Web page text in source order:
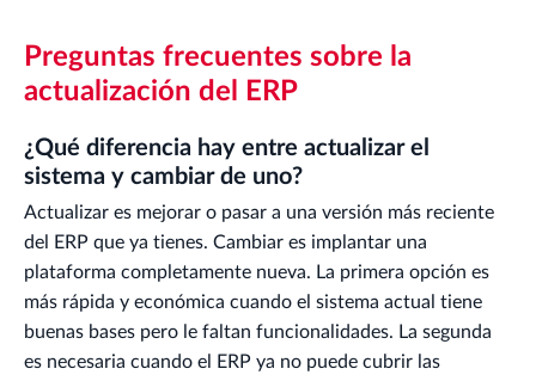
Preguntas frecuentes sobre la
actualización del ERP
¿Qué diferencia hay entre actualizar el
sistema y cambiar de uno?
Actualizar es mejorar o pasar a una versión más reciente
del ERP que ya tienes. Cambiar es implantar una
plataforma completamente nueva. La primera opción es
más rápida y económica cuando el sistema actual tiene
buenas bases pero le faltan funcionalidades. La segunda
es necesaria cuando el ERP ya no puede cubrir las